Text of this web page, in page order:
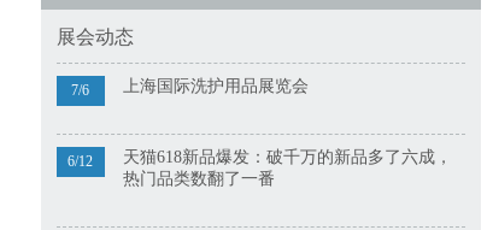
展会动态
7/6 上海国际洗护用品展览会
6/12
天猫618新品爆发：破千万的新品多了六成，
热门品类数翻了一番